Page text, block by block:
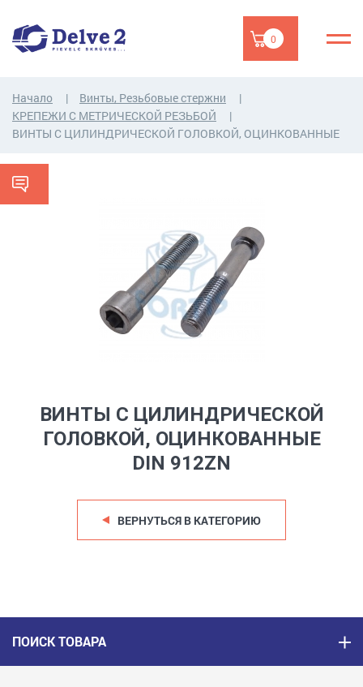
0
Начало
Винты, Резьбовые стержни
КРЕПЕЖИ С МЕТРИЧЕСКОЙ РЕЗЬБОЙ
ВИНТЫ С ЦИЛИНДРИЧЕСКОЙ ГОЛОВКОЙ, ОЦИНКОВАННЫЕ
ВИНТЫ С ЦИЛИНДРИЧЕСКОЙ
ГОЛОВКОЙ, ОЦИНКОВАННЫЕ
DIN 912ZN
ВЕРНУТЬСЯ В КАТЕГОРИЮ
ПОИСК ТОВАРА